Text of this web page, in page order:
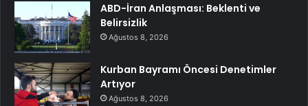
ABD-İran Anlaşması: Beklenti ve
Belirsizlik
Ağustos 8, 2026
Kurban Bayramı Öncesi Denetimler
Artıyor
Ağustos 8, 2026